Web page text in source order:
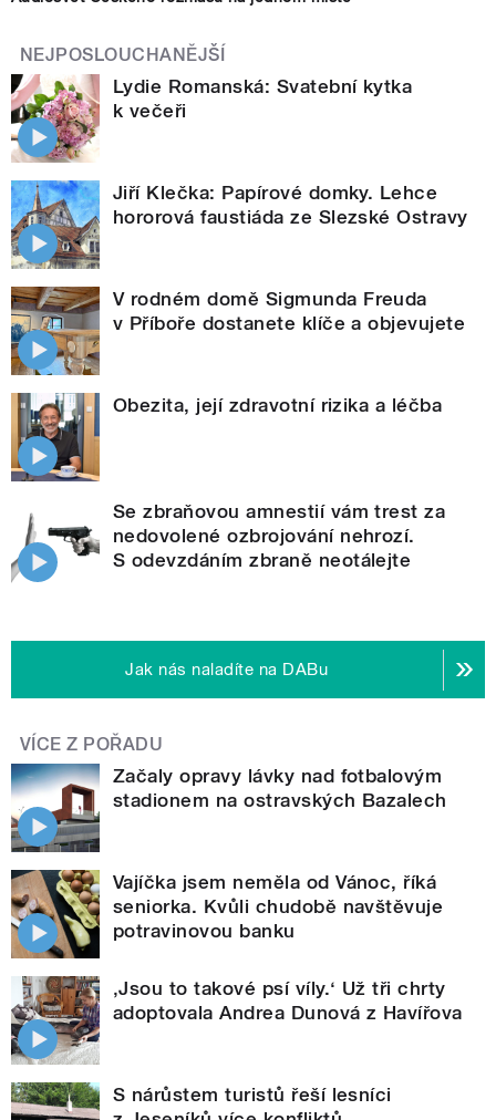
NEJPOSLOUCHANĚJŠÍ
Lydie Romanská: Svatební kytka
k večeři
Jiří Klečka: Papírové domky. Lehce
hororová faustiáda ze Slezské Ostravy
V rodném domě Sigmunda Freuda
v Příboře dostanete klíče a objevujete
Obezita, její zdravotní rizika a léčba
Se zbraňovou amnestií vám trest za
nedovolené ozbrojování nehrozí.
S odevzdáním zbraně neotálejte
Jak nás naladíte na DABu
VÍCE Z POŘADU
Začaly opravy lávky nad fotbalovým
stadionem na ostravských Bazalech
Vajíčka jsem neměla od Vánoc, říká
seniorka. Kvůli chudobě navštěvuje
potravinovou banku
‚Jsou to takové psí víly.‘ Už tři chrty
adoptovala Andrea Dunová z Havířova
S nárůstem turistů řeší lesníci